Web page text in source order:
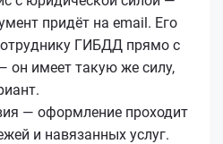
придёт на email. Его
ГИБДД прямо с
он имеет такую же силу,
— оформление проходит
и навязанных услуг.